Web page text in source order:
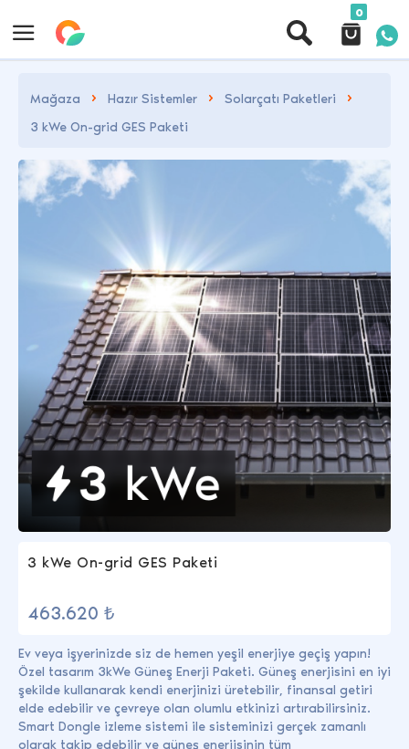
0
Mağaza Hazır Sistemler
Solarçatı Paketleri
3 kWe On-grid GES Paketi
3 kWe On-grid GES Paketi
463.620 ₺
Ev veya işyerinizde siz de hemen yeşil enerjiye geçiş yapın!
Özel tasarım 3kWe Güneş Enerji Paketi. Güneş enerjisini en iyi
şekilde kullanarak kendi enerjinizi üretebilir, finansal getiri
elde edebilir ve çevreye olan olumlu etkinizi artırabilirsiniz.
Smart Dongle izleme sistemi ile sisteminizi gerçek zamanlı
olarak takip edebilir ve güneş enerjisinin tüm